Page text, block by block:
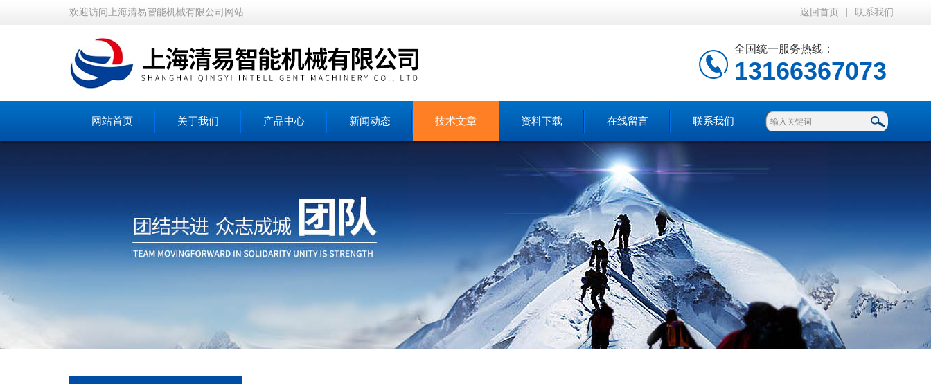
欢迎访问上海清易智能机械有限公司网站 返回首页 联系我们
全国统一服务热线：
13166367073
网站首页 关于我们 产品中心 新闻动态 技术文章 资料下载 在线留言 联系我们